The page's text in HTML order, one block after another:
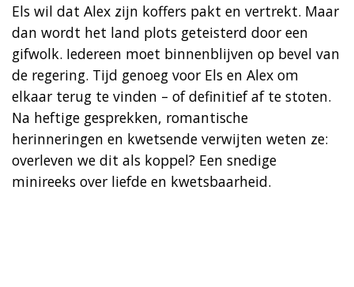
Els wil dat Alex zijn koffers pakt en vertrekt. Maar
dan wordt het land plots geteisterd door een
gifwolk. Iedereen moet binnenblijven op bevel van
de regering. Tijd genoeg voor Els en Alex om
elkaar terug te vinden – of definitief af te stoten.
Na heftige gesprekken, romantische
herinneringen en kwetsende verwijten weten ze:
overleven we dit als koppel? Een snedige
minireeks over liefde en kwetsbaarheid.